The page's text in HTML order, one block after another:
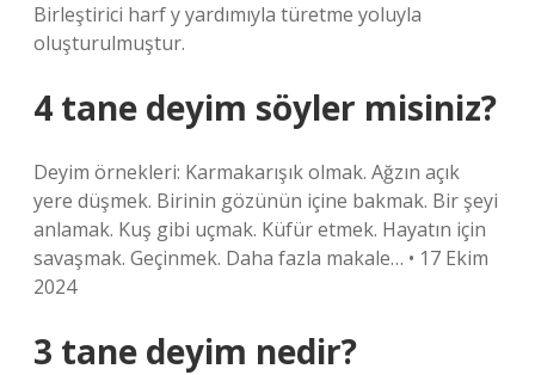
Birleştirici harf y yardımıyla türetme yoluyla
oluşturulmuştur.
4 tane deyim söyler misiniz?
Deyim örnekleri: Karmakarışık olmak. Ağzın açık
yere düşmek. Birinin gözünün içine bakmak. Bir şeyi
anlamak. Kuş gibi uçmak. Küfür etmek. Hayatın için
savaşmak. Geçinmek. Daha fazla makale… • 17 Ekim
2024
3 tane deyim nedir?